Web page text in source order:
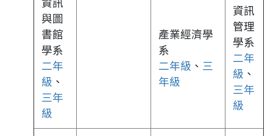
與圖
書館
學系
二年
級 、
三年
級
產業經濟學
系
二年級 、 三
年級
資訊
管理
學系
二年
級 、
三年
級